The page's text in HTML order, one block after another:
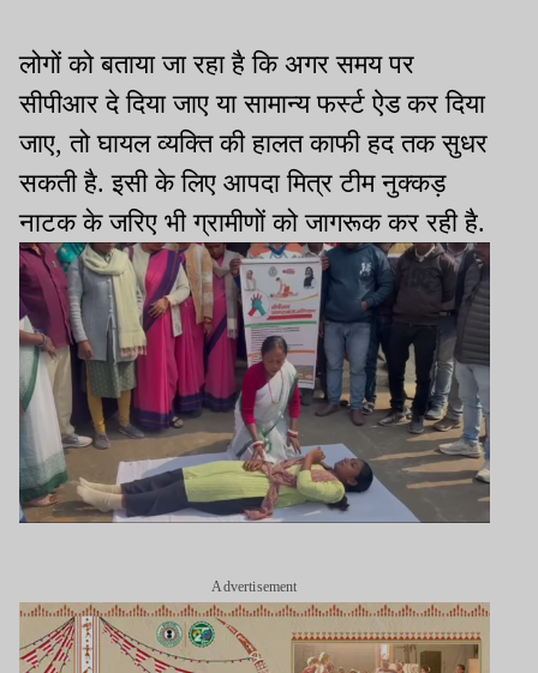
लोगों को बताया जा रहा है कि अगर समय पर
सीपीआर दे दिया जाए या सामान्य फर्स्ट ऐड कर दिया
जाए, तो घायल व्यक्ति की हालत काफी हद तक सुधर
सकती है. इसी के लिए आपदा मित्र टीम नुक्कड़
नाटक के जरिए भी ग्रामीणों को जागरूक कर रही है.
Advertisement